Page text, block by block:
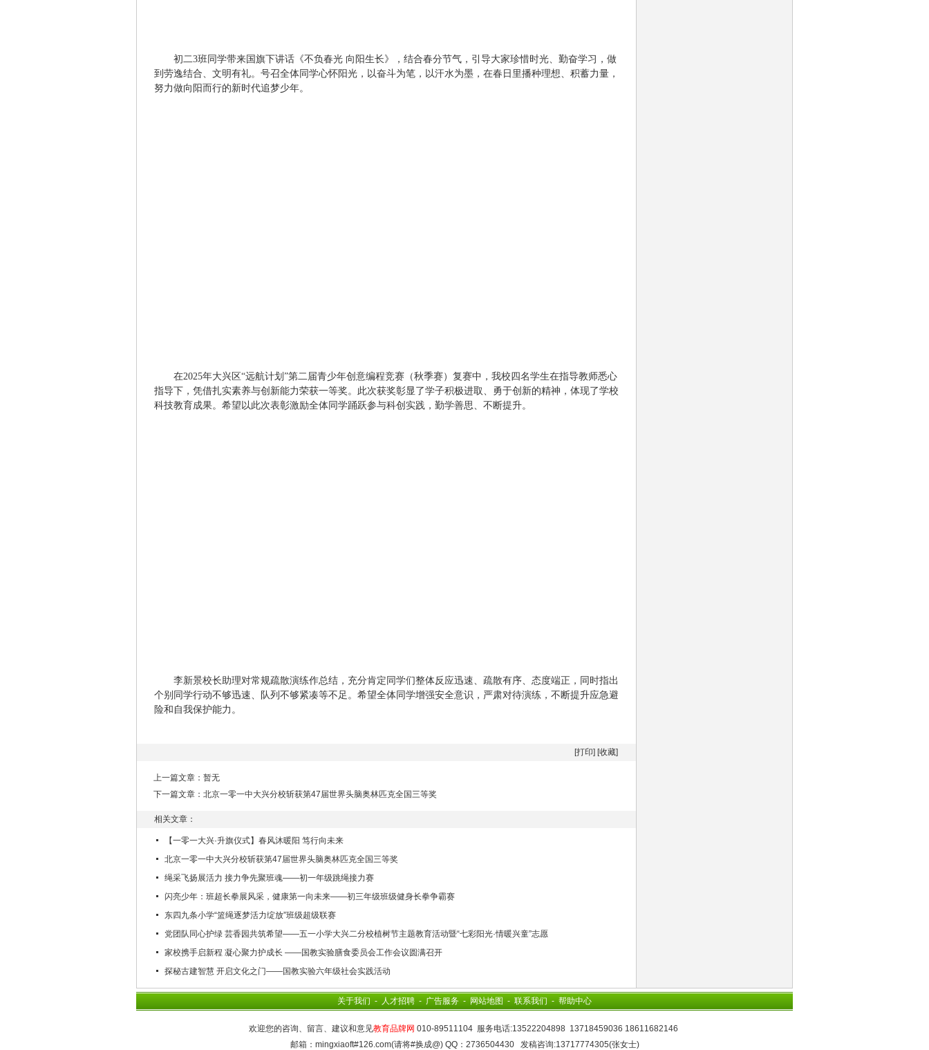
初二3班同学带来国旗下讲话《不负春光 向阳生长》，结合春分节气，引导大家珍惜时光、勤奋学习，做
到劳逸结合、文明有礼。号召全体同学心怀阳光，以奋斗为笔，以汗水为墨，在春日里播种理想、积蓄力量，
努力做向阳而行的新时代追梦少年。
在2025年大兴区“远航计划”第二届青少年创意编程竞赛（秋季赛）复赛中，我校四名学生在指导教师悉心
指导下，凭借扎实素养与创新能力荣获一等奖。此次获奖彰显了学子积极进取、勇于创新的精神，体现了学校
科技教育成果。希望以此次表彰激励全体同学踊跃参与科创实践，勤学善思、不断提升。
李新景校长助理对常规疏散演练作总结，充分肯定同学们整体反应迅速、疏散有序、态度端正，同时指出
个别同学行动不够迅速、队列不够紧凑等不足。希望全体同学增强安全意识，严肃对待演练，不断提升应急避
险和自我保护能力。
[打印] [收藏]
上一篇文章：暂无
下一篇文章： 北京一零一中大兴分校斩获第47届世界头脑奥林匹克全国三等奖
相关文章：
【一零一大兴·升旗仪式】春风沐暖阳 笃行向未来
北京一零一中大兴分校斩获第47届世界头脑奥林匹克全国三等奖
绳采飞扬展活力 接力争先聚班魂——初一年级跳绳接力赛
闪亮少年：班超长拳展风采，健康第一向未来——初三年级班级健身长拳争霸赛
东四九条小学“篮绳逐梦活力绽放”班级超级联赛
党团队同心护绿 芸香园共筑希望——五一小学大兴二分校植树节主题教育活动暨“七彩阳光·情暖兴童”志愿
家校携手启新程 凝心聚力护成长 ——国教实验膳食委员会工作会议圆满召开
探秘古建智慧 开启文化之门——国教实验六年级社会实践活动
关于我们 - 人才招聘 - 广告服务 - 网站地图 - 联系我们 - 帮助中心
欢迎您的咨询、留言、建议和意见教育品牌网 010-89511104 服务电话:13522204898 13718459036 18611682146
邮箱：mingxiaoft#126.com(请将#换成@) QQ：2736504430 发稿咨询:13717774305(张女士)